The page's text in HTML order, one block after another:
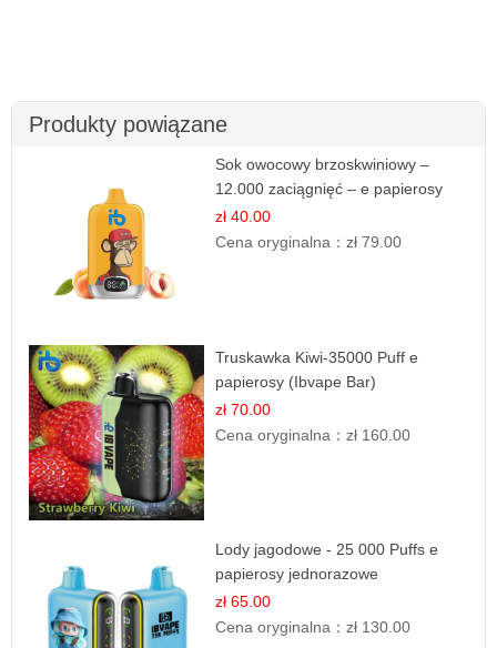
Produkty powiązane
Sok owocowy brzoskwiniowy –
12.000 zaciągnięć – e papierosy
jednorazowe
zł 40.00
Cena oryginalna：zł 79.00
Truskawka Kiwi-35000 Puff e
papierosy (Ibvape Bar)
zł 70.00
Cena oryginalna：zł 160.00
Lody jagodowe - 25 000 Puffs e
papierosy jednorazowe
zł 65.00
Cena oryginalna：zł 130.00